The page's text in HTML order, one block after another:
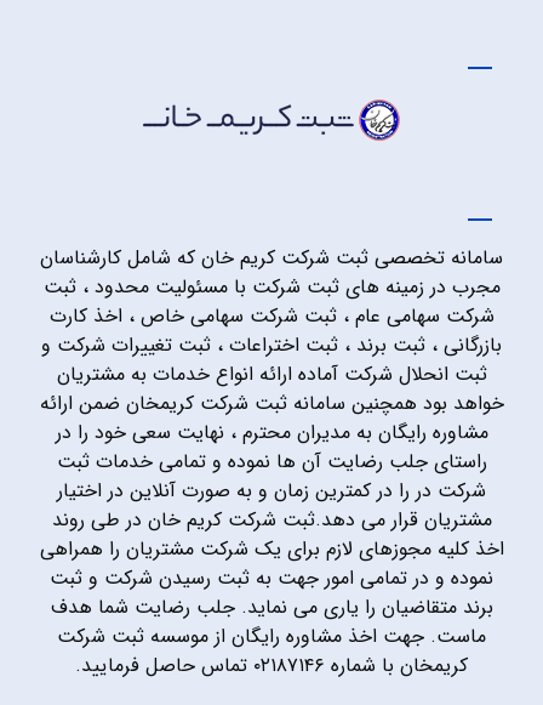
سامانه تخصصی ثبت شرکت کریم خان که شامل کارشناسان
مجرب در زمینه های ثبت شرکت با مسئولیت محدود ، ثبت
شرکت سهامی عام ، ثبت شرکت سهامی خاص ، اخذ کارت
بازرگانی ، ثبت برند ، ثبت اختراعات ، ثبت تغییرات شرکت و
ثبت انحلال شرکت آماده ارائه انواع خدمات به مشتریان
خواهد بود همچنین سامانه ثبت شرکت کریمخان ضمن ارائه
مشاوره رایگان به مدیران محترم ، نهایت سعی خود را در
راستای جلب رضایت آن ها نموده و تمامی خدمات ثبت
شرکت در را در کمترین زمان و به صورت آنلاین در اختیار
مشتریان قرار می دهد.ثبت شرکت کریم خان در طی روند
اخذ کلیه مجوزهای لازم برای یک شرکت مشتریان را همراهی
نموده و در تمامی امور جهت به ثبت رسیدن شرکت و ثبت
برند متقاضیان را یاری می نماید. جلب رضایت شما هدف
ماست. جهت اخذ مشاوره رایگان از موسسه ثبت شرکت
کریمخان با شماره ۰۲۱۸۷۱۴۶ تماس حاصل فرمایید.